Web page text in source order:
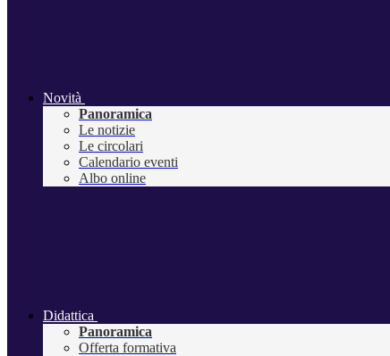
Novità
Panoramica
Le notizie
Le circolari
Calendario eventi
Albo online
Didattica
Panoramica
Offerta formativa